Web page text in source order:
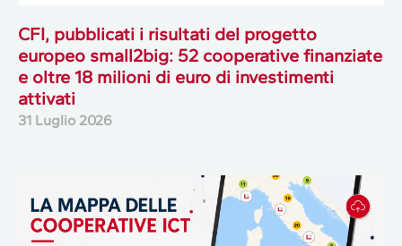
CFI, pubblicati i risultati del progetto
europeo small2big: 52 cooperative finanziate
e oltre 18 milioni di euro di investimenti
attivati
31 Luglio 2026